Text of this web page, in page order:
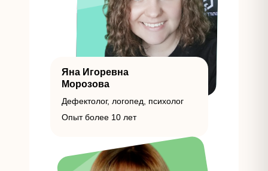
Яна Игоревна
Морозова
Дефектолог, логопед, психолог
Опыт более 10 лет